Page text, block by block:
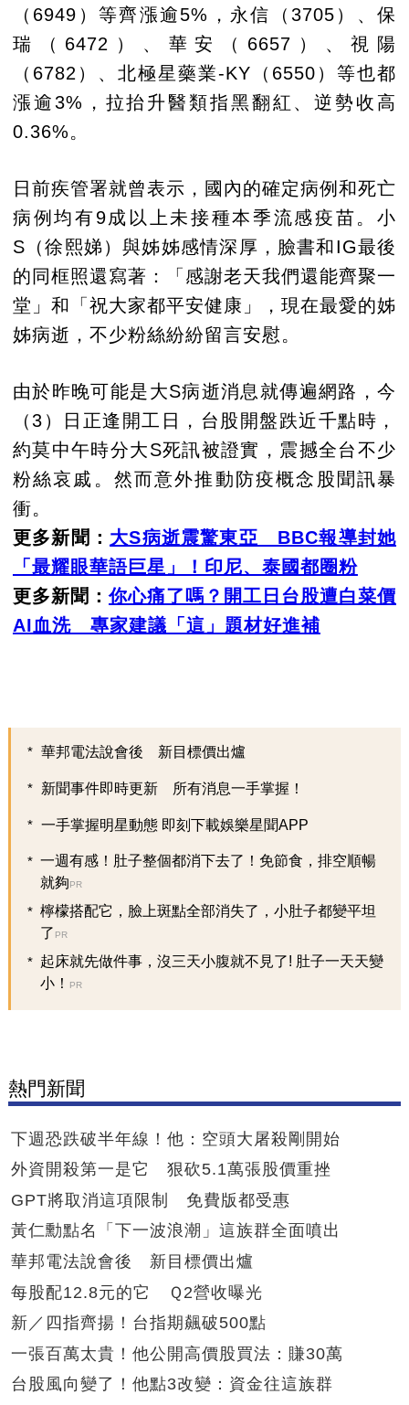
（6949）等齊漲逾5%，永信（3705）、保
瑞（6472）、華安（6657）、視陽
（6782）、北極星藥業-KY（6550）等也都
漲逾3%，拉抬升醫類指黑翻紅、逆勢收高
0.36%。
日前疾管署就曾表示，國內的確定病例和死亡
病例均有9成以上未接種本季流感疫苗。小
S（徐熙娣）與姊姊感情深厚，臉書和IG最後
的同框照還寫著：「感謝老天我們還能齊聚一
堂」和「祝大家都平安健康」，現在最愛的姊
姊病逝，不少粉絲紛紛留言安慰。
由於昨晚可能是大S病逝消息就傳遍網路，今
（3）日正逢開工日，台股開盤跌近千點時，
約莫中午時分大S死訊被證實，震撼全台不少
粉絲哀戚。然而意外推動防疫概念股聞訊暴
衝。
更多新聞： 大S病逝震驚東亞 BBC報導封她
「最耀眼華語巨星」！印尼、泰國都圈粉
更多新聞：你心痛了嗎？開工日台股遭白菜價
AI血洗 專家建議「這」題材好進補
華邦電法說會後 新目標價出爐
新聞事件即時更新 所有消息一手掌握！
一手掌握明星動態 即刻下載娛樂星聞APP
一週有感！肚子整個都消下去了！免節食，排空順暢
就夠PR
檸檬搭配它，臉上斑點全部消失了，小肚子都變平坦
了 PR
起床就先做件事，沒三天小腹就不見了! 肚子一天天變
小！
PR
熱門新聞
下週恐跌破半年線！他：空頭大屠殺剛開始
外資開殺第一是它 狠砍5.1萬張股價重挫
GPT將取消這項限制 免費版都受惠
黃仁勳點名「下一波浪潮」這族群全面噴出
華邦電法說會後 新目標價出爐
每股配12.8元的它 Ｑ2營收曝光
新／四指齊揚！台指期飆破500點
一張百萬太貴！他公開高價股買法：賺30萬
台股風向變了！他點3改變：資金往這族群